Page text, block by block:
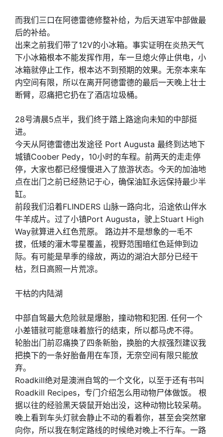
而我们三口在阿德雷德修整补给，为后天进军中部做最
后的补给。
出来之前我们带了12V的小冰箱。事实证明在炎热天气
下小冰箱根本不能发挥作用，车一旦熄火停止供电，小
冰箱就停止工作，根本达不到预期的效果。无奈本来车
内空间有限，所以在离开阿德雷德的最后一天晚上壮士
断臂，忍痛把它扔在了酒店垃圾桶。
28号清晨5点半，我们终于踏上路途向未知的中部挺
进。
今天从阿德雷德出发途径 Port Augusta 最终到达地下
城镇Coober Pedy，10小时的车程。前两天的走走停
停，大家也都已经慢慢进入了旅游状态。今天的加油地
点在出门之前已经熟记于心，确保油缸永远保持最少半
缸。
前段我们沿着FLINDERS 山脉一路向北，沿途依山伴水
牛羊成片。过了小镇Port Augusta，驶上Stuart High
Way就算进入红色荒原。 路边并不是想象的一毛不
拔，低矮的灌木零星覆盖，视野范围暗红色延伸到边
际。有可能是旱季的缘故，两边的湖泊大部分已经干
枯，烈日高照一片荒凉。
干枯的内陆湖
中部自驾最大危险就是爆胎，撞动物和犯困. 任何一个
小差错就可能意味着旅行的结束，所以都马虎不得。
轮胎出门前忍痛换了四条新胎，换胎的大叔强烈建议我
把换下的一条好胎备用在车顶，无奈空间有限只能放
弃。
Roadkill绝对是澳洲自驾的一个文化，以至于还有书叫
Roadkill Recipes，专门介绍怎么用动物尸体做饭。 根
据以往的经验黑天袋鼠开始出没，这种动物比较呆萌。
晚上看到车头灯就会静止不动的看着你，甚至会突然窜
向你，所以我在制定路线的时候绝对晚上不行车。一路